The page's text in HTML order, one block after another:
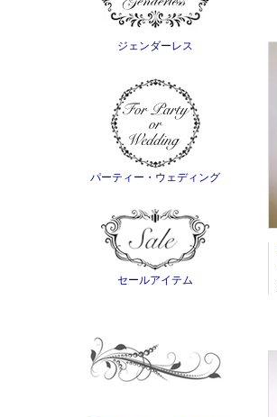
ジェンダーレス
パーティー・ウェディング
セールアイテム